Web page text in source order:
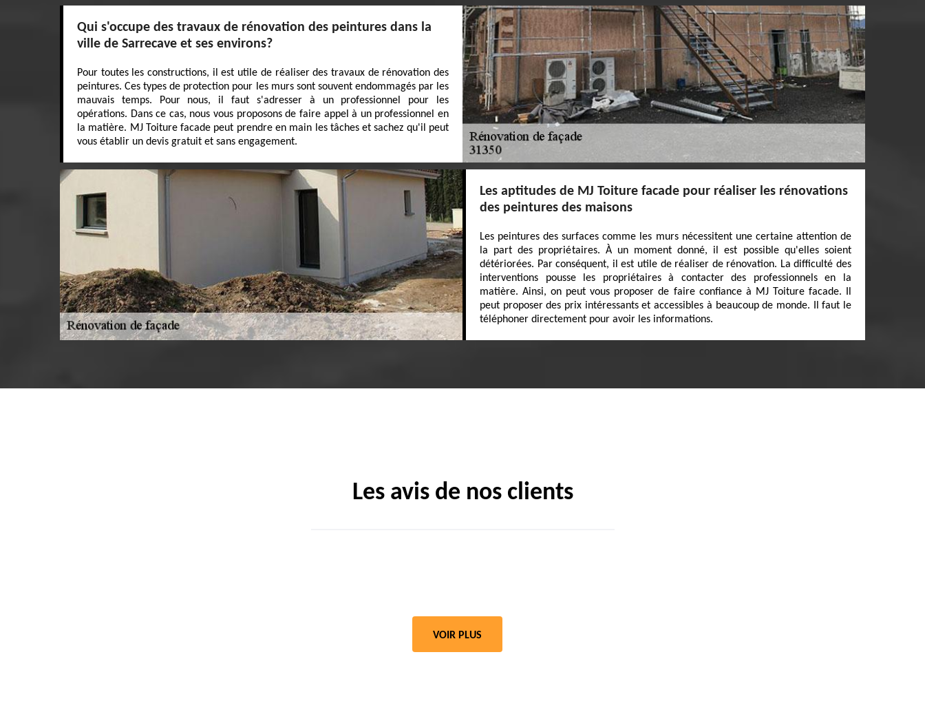
Qui s'occupe des travaux de rénovation des peintures dans la
ville de Sarrecave et ses environs?
Pour toutes les constructions, il est utile de réaliser des travaux de rénovation des
peintures. Ces types de protection pour les murs sont souvent endommagés par les
mauvais temps. Pour nous, il faut s'adresser à un professionnel pour les
opérations. Dans ce cas, nous vous proposons de faire appel à un professionnel en
la matière. MJ Toiture facade peut prendre en main les tâches et sachez qu'il peut
vous établir un devis gratuit et sans engagement.
Les aptitudes de MJ Toiture facade pour réaliser les rénovations
des peintures des maisons
Les peintures des surfaces comme les murs nécessitent une certaine attention de
la part des propriétaires. À un moment donné, il est possible qu'elles soient
détériorées. Par conséquent, il est utile de réaliser de rénovation. La difficulté des
interventions pousse les propriétaires à contacter des professionnels en la
matière. Ainsi, on peut vous proposer de faire confiance à MJ Toiture facade. Il
peut proposer des prix intéressants et accessibles à beaucoup de monde. Il faut le
téléphoner directement pour avoir les informations.
Les avis de nos clients
VOIR PLUS